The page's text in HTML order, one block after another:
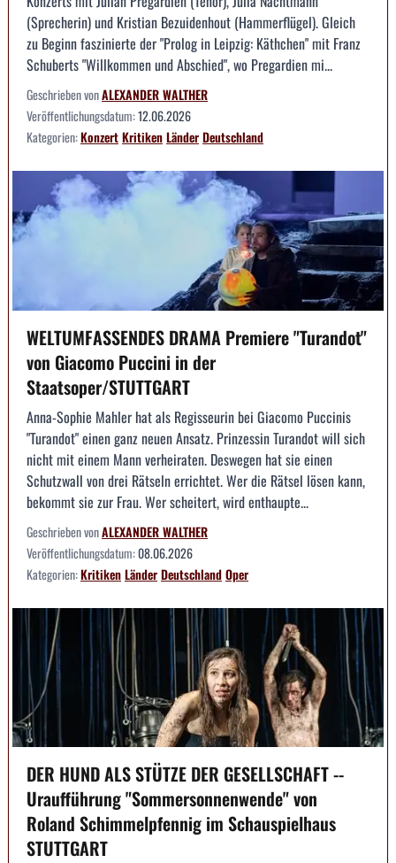
(Sprecherin) und Kristian Bezuidenhout (Hammerflügel). Gleich
zu Beginn faszinierte der "Prolog in Leipzig: Käthchen" mit Franz
Schuberts "Willkommen und Abschied", wo Pregardien mi...
Geschrieben vonALEXANDER WALTHER
Veröffentlichungsdatum:12.06.2026
Kategorien:KonzertKritikenLänderDeutschland
WELTUMFASSENDES DRAMA Premiere "Turandot"
von Giacomo Puccini in der
Staatsoper/STUTTGART
Anna-Sophie Mahler hat als Regisseurin bei Giacomo Puccinis
"Turandot" einen ganz neuen Ansatz. Prinzessin Turandot will sich
nicht mit einem Mann verheiraten. Deswegen hat sie einen
Schutzwall von drei Rätseln errichtet. Wer die Rätsel lösen kann,
bekommt sie zur Frau. Wer scheitert, wird enthaupte...
Geschrieben vonALEXANDER WALTHER
Veröffentlichungsdatum:08.06.2026
Kategorien:KritikenLänderDeutschlandOper
DER HUND ALS STÜTZE DER GESELLSCHAFT --
Uraufführung "Sommersonnenwende" von
Roland Schimmelpfennig im Schauspielhaus
STUTTGART